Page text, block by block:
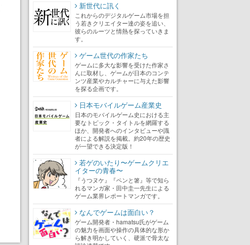
新世代に訊く
これからのデジタルゲーム市場を担
う若きクリエイター達の姿を追い、
彼らのルーツと情熱を探っていきま
す。
ゲーム世代の作家たち
ゲームに多大な影響を受けた作家さ
んに取材し、ゲームが日本のコンテ
ンツ産業やカルチャーに与えた影響
を探る企画です。
日本モバイルゲーム産業史
日本のモバイルゲーム史における主
要なトピック・タイトルを網羅する
ほか、開発者へのインタビューや識
者による解説を掲載。約20年の歴史
が一望できる決定版！
若ゲのいたり〜ゲームクリエ
イターの青春〜
『うつヌケ』『ペンと箸』等で知ら
れるマンガ家・田中圭一先生による
ゲーム業界レポートマンガです。
なんでゲームは面白い？
ゲーム開発者・hamatsu氏がゲーム
の魅力を画面や操作の具体的な形か
ら解き明かしていく、硬派で骨太な